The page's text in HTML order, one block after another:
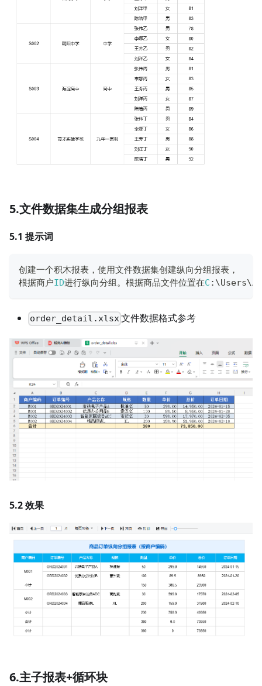
5.文件数据集生成分组报表
5.1 提示词
创建一个积木报表，使用文件数据集创建纵向分组报表，
根据商户ID进行纵向分组。根据商品文件位置在C : \Users\
order_detail.xlsx文件数据格式参考
5.2 效果
6.主子报表+循环块